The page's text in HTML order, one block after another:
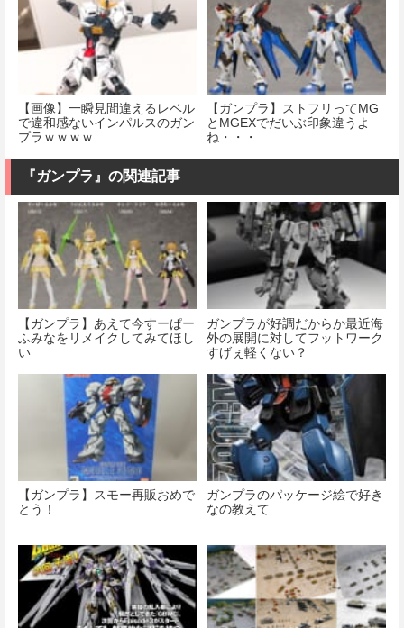
【画像】一瞬見間違えるレベル
で違和感ないインパルスのガン
プラｗｗｗｗ
【ガンプラ】ストフリってMG
とMGEXでだいぶ印象違うよ
ね・・・
『ガンプラ』の関連記事
【ガンプラ】あえて今すーぱー
ふみなをリメイクしてみてほし
い
ガンプラが好調だからか最近海
外の展開に対してフットワーク
すげぇ軽くない？
【ガンプラ】スモー再販おめで
とう！
ガンプラのパッケージ絵で好き
なの教えて